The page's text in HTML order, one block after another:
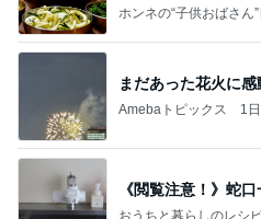
ホンネの“子供おばさん
まだあった花火に
Amebaトピックス 1
《閲覧注意！》蛇
おうちと暮らしのレシ